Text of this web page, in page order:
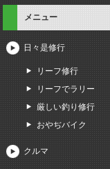
メニュー
日々是修行
リーフ修行
リーフでラリー
厳しい釣り修行
おやぢバイク
クルマ